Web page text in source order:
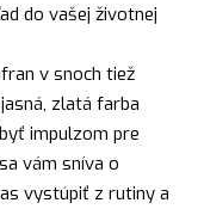
do vašej životnej
v snoch tiež
zlatá farba
impulzom pre
vám sníva o
vystúpiť z rutiny a